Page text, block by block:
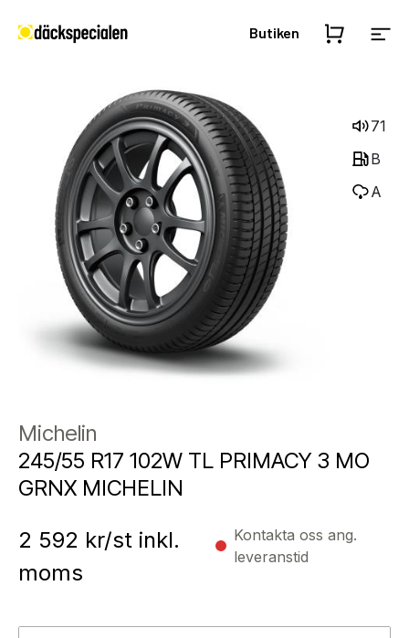
Butiken
71
B
A
Michelin
245/55 R17 102W TL PRIMACY 3 MO
GRNX MICHELIN
2 592 kr/st inkl.
moms
Kontakta oss ang.
leveranstid